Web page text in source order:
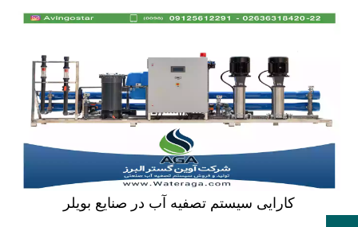
کارایی سیستم تصفیه آب در صنایع بویلر